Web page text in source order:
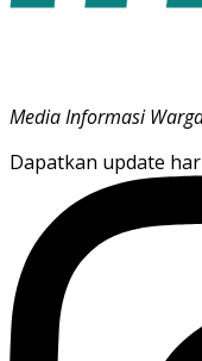
Media Informasi
Dapatkan update